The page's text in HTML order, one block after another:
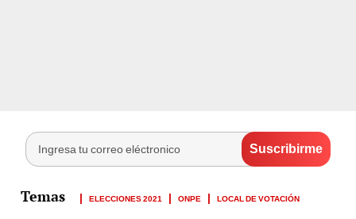
ELECCIONES 2021 ONPE LOCAL DE VOTACIÓN